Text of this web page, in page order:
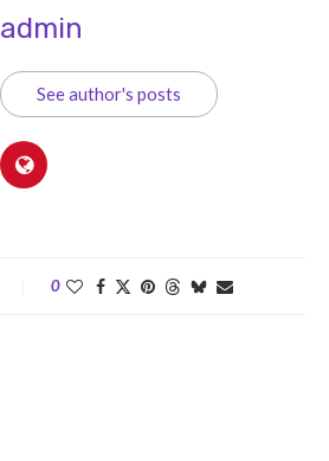
admin
See author's posts
0